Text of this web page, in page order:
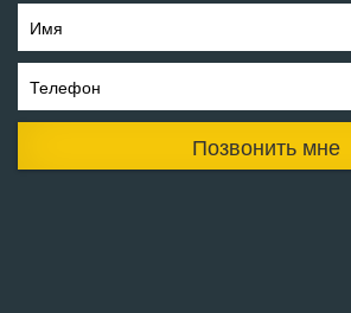
Имя
Телефон
Позвонить мне